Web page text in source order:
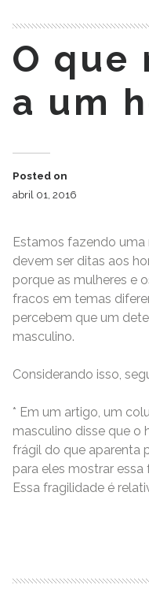
O que
a um
Posted on
abril 01, 2016
Estamos fazendo uma
devem ser ditas aos
porque as mulheres e
fracos em temas
percebem que um
masculino.
Considerando isso,
* Em um artigo, um
masculino disse que o
frágil do que aparenta
para eles mostrar essa
Essa fragilidade é